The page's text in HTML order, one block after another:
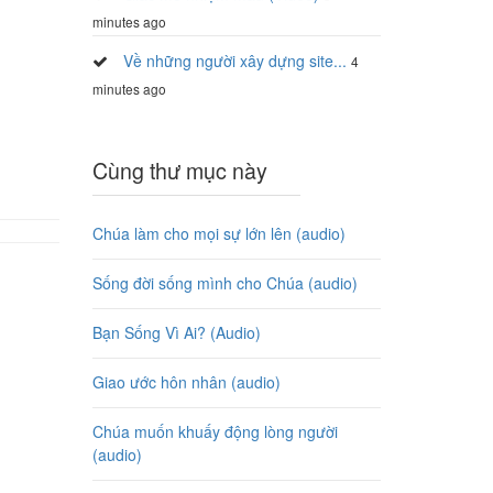
minutes ago
Về những người xây dựng site... 4
minutes ago
Cùng thư mục này
Chúa làm cho mọi sự lớn lên (audio)
Sống đời sống mình cho Chúa (audio)
Bạn Sống Vì Ai? (Audio)
Giao ước hôn nhân (audio)
Chúa muốn khuấy động lòng người
(audio)